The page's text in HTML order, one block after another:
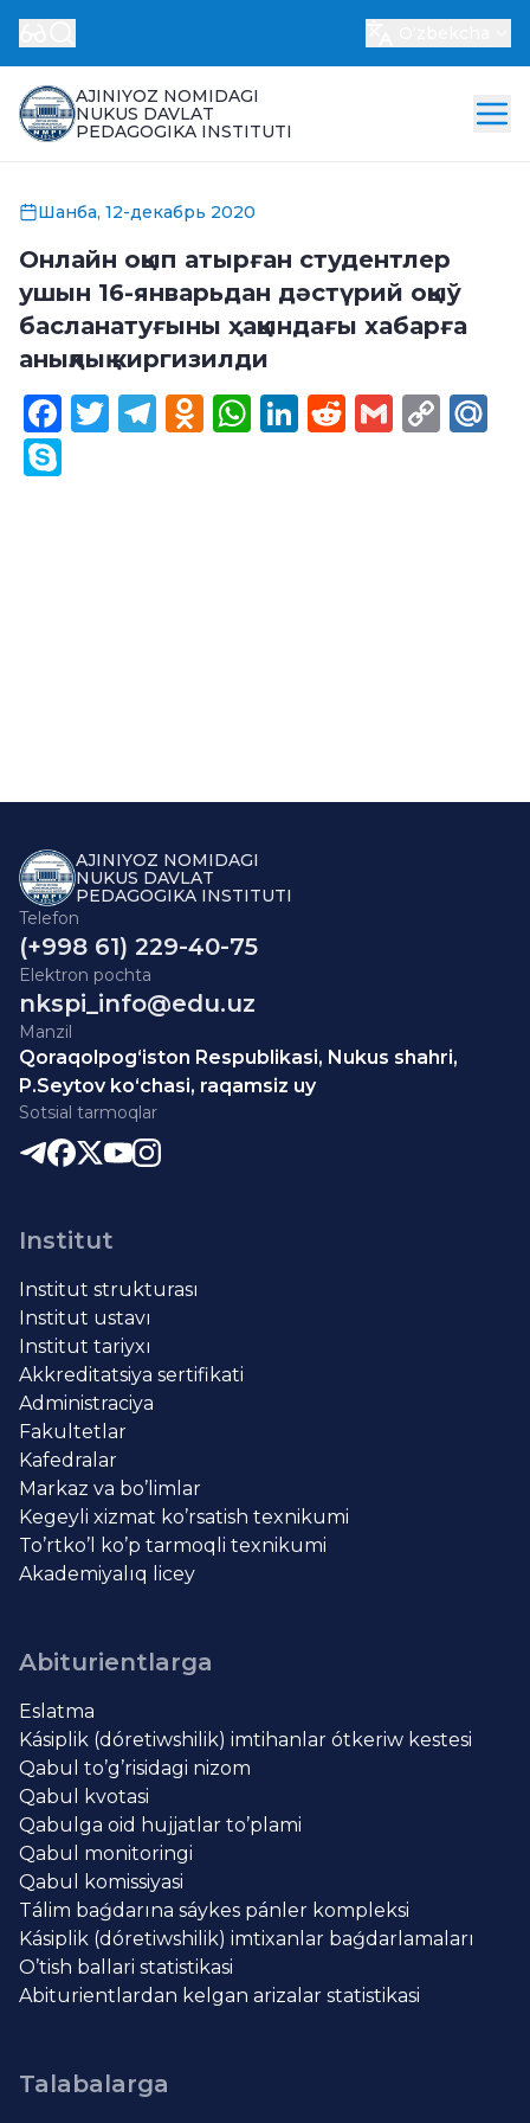
AJINIYOZ NOMIDAGI
NUKUS DAVLAT
PEDAGOGIKA INSTITUTI
Шанба, 12-декабрь 2020
Онлайн оқып атырған студентлер
ушын 16-январьдан дәстүрий оқыў
басланатуғыны ҳаққындағы хабарға
анықлық киргизилди
Facebook
Twitter
Telegram
Odnoklassniki
WhatsApp
LinkedIn
Reddit
Gmail
AJINIYOZ NOMIDAGI
NUKUS DAVLAT
PEDAGOGIKA INSTITUTI
Telefon
(+998 61) 229-40-75
Elektron pochta
nkspi_info@edu.uz
Manzil
Qoraqolpog‘iston Respublikasi, Nukus shahri,
P.Seytov ko‘chasi, raqamsiz uy
Sotsial tarmoqlar
Institut
Institut strukturası
Institut ustavı
Institut tariyxı
Akkreditatsiya sertifikati
Administraciya
Fakultetlar
Kafedralar
Markaz va bo’limlar
Kegeyli xizmat ko’rsatish texnikumi
To’rtko’l ko’p tarmoqli texnikumi
Akademiyalıq licey
Abiturientlarga
Eslatma
Kásiplik (dóretiwshilik) imtihanlar ótkeriw kestesi
Qabul to’g’risidagi nizom
Qabul kvotasi
Qabulga oid hujjatlar to’plami
Qabul monitoringi
Qabul komissiyasi
Tálim baǵdarına sáykes pánler kompleksi
Kásiplik (dóretiwshilik) imtixanlar baǵdarlamaları
O’tish ballari statistikasi
Abiturientlardan kelgan arizalar statistikasi
Talabalarga